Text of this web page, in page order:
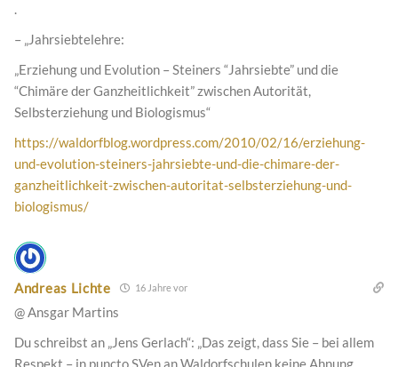
.
– „Jahrsiebtelehre:
„Erziehung und Evolution – Steiners “Jahrsiebte” und die
“Chimäre der Ganzheitlichkeit” zwischen Autorität,
Selbsterziehung und Biologismus“
https://waldorfblog.wordpress.com/2010/02/16/erziehung-
und-evolution-steiners-jahrsiebte-und-die-chimare-der-
ganzheitlichkeit-zwischen-autoritat-selbsterziehung-und-
biologismus/
Andreas Lichte 16 Jahre vor
@ Ansgar Martins
Du schreibst an „Jens Gerlach“: „Das zeigt, dass Sie – bei allem
Respekt – in puncto SVen an Waldorfschulen keine Ahnung